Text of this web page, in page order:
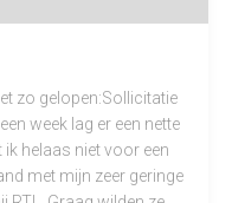
zo gelopen:Sollicitatie
week lag er een nette
helaas niet voor een
met mijn zeer geringe